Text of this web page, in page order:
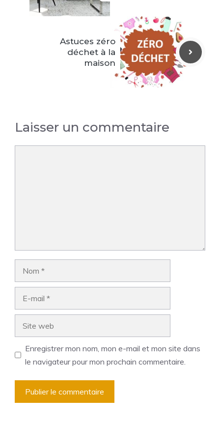
Astuces zéro
déchet à la
maison
Laisser un commentaire
Enregistrer mon nom, mon e-mail et mon site dans
le navigateur pour mon prochain commentaire.